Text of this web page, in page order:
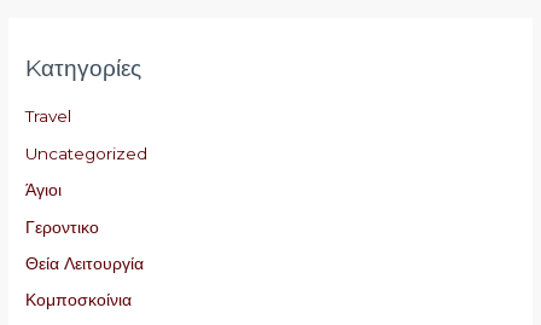
Kατηγορίες
Travel
Uncategorized
Άγιοι
Γεροντικο
Θεία Λειτουργία
Κομποσκοίνια